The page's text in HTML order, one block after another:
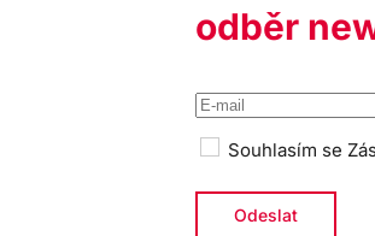
odběr
Souhlasím se